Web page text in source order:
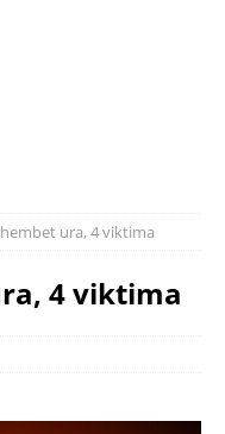
ura, 4 viktima
4 viktima